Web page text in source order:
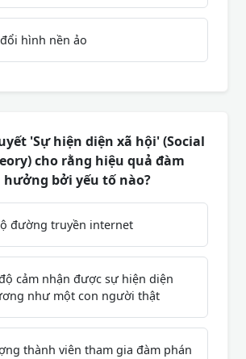
hình nền ảo
'Sự hiện diện xã hội' (Social
cho rằng hiệu quả đàm
bởi yếu tố nào?
đường truyền internet
cảm nhận được sự hiện diện
như một con người thật
thành viên tham gia đàm phán